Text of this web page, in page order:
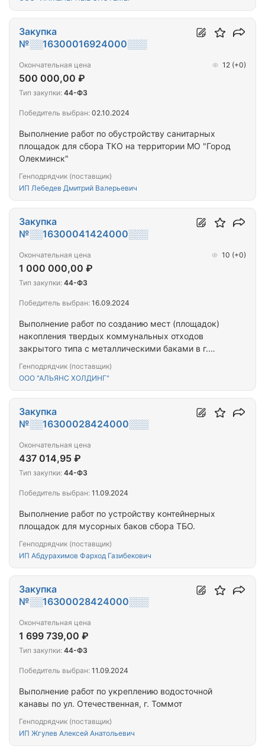
Выполнение работ по обустройству санитарных
площадок для сбора ТКО на территории МО "Город
Олекминск"
Генподрядчик (поставщик)
ИП Лебедев Дмитрий Валерьевич
Закупка
№░░16300016924000░░░
Окончательная цена
500 000,00 ₽
12 (+0)
Тип закупки: 44-ФЗ
Победитель выбран: 02.10.2024
Выполнение работ по созданию мест (площадок)
накопления твердых коммунальных отходов
закрытого типа с металлическими баками в г.
Генподрядчик (поставщик)
ООО "АЛЬЯНС ХОЛДИНГ"
Закупка
№░░16300041424000░░░
Окончательная цена
1 000 000,00 ₽
10 (+0)
Тип закупки: 44-ФЗ
Победитель выбран: 16.09.2024
Выполнение работ по устройству контейнерных
площадок для мусорных баков сбора ТБО.
Генподрядчик (поставщик)
ИП Абдурахимов Фарход Газибекович
Закупка
№░░16300028424000░░░
Окончательная цена
437 014,95 ₽
Тип закупки: 44-ФЗ
Победитель выбран: 11.09.2024
Выполнение работ по укреплению водосточной
канавы по ул. Отечественная, г. Томмот
Генподрядчик (поставщик)
ИП Жгулев Алексей Анатольевич
Закупка
№░░16300028424000░░░
Окончательная цена
1 699 739,00 ₽
Тип закупки: 44-ФЗ
Победитель выбран: 11.09.2024